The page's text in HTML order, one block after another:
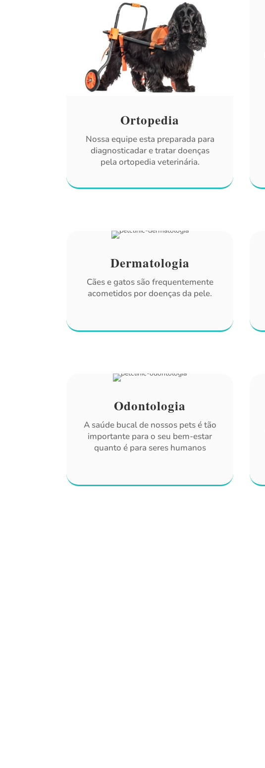
Ortopedia
Nossa equipe esta preparada para
diagnosticadar e tratar doenças
pela ortopedia veterinária.
Dermatologia
Cães e gatos são frequentemente
acometidos por doenças da pele.
Odontologia
A saúde bucal de nossos pets é tão
importante para o seu bem-estar
quanto é para seres humanos